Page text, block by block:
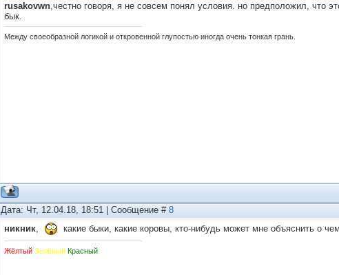
rusakovwn,честно говоря, я не совсем понял условия. но предположил, что
бык.
Между своеобразной логикой и откровенной глупостью иногда очень тонкая грань.
Дата: Чт, 12.04.18, 18:51 | Сообщение # 8
никник какие быки, какие коровы, кто-нибудь может мне объяснить о
Жёлтый Зелёный Красный